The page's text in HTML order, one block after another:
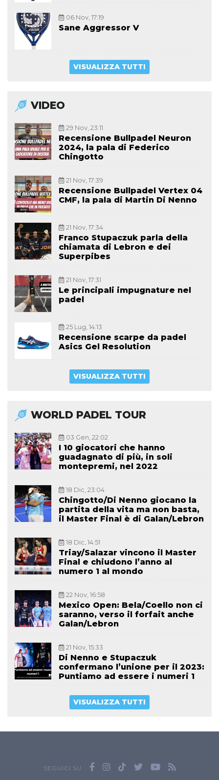
06 Nov, 17:19
Sane Aggressor V
VISUALIZZA TUTTI
VIDEO
29 Nov, 23:11
Recensione Bullpadel Neuron
2024, la pala di Federico
Chingotto
21 Nov, 17:39
Recensione Bullpadel Vertex 04
CMF, la pala di Martin Di Nenno
21 Nov, 17:34
Franco Stupaczuk parla della
chiamata di Lebron e dei
Superpibes
21 Nov, 17:31
Le principali impugnature nel
padel
25 Lug, 14:13
Recensione scarpe da padel
Asics Gel Resolution
VISUALIZZA TUTTI
WORLD PADEL TOUR
03 Gen, 22:02
I 10 giocatori che hanno
guadagnato di più, in soli
montepremi, nel 2022
18 Dic, 23:04
Chingotto/Di Nenno giocano la
partita della vita ma non basta,
il Master Final è di Galan/Lebron
18 Dic, 14:51
Triay/Salazar vincono il Master
Final e chiudono l’anno al
numero 1 al mondo
22 Nov, 16:58
Mexico Open: Bela/Coello non ci
saranno, verso il forfait anche
Galan/Lebron
21 Nov, 15:33
Di Nenno e Stupaczuk
confermano l’unione per il 2023:
Puntiamo ad essere i numeri 1
VISUALIZZA TUTTI
SEGUICI SU